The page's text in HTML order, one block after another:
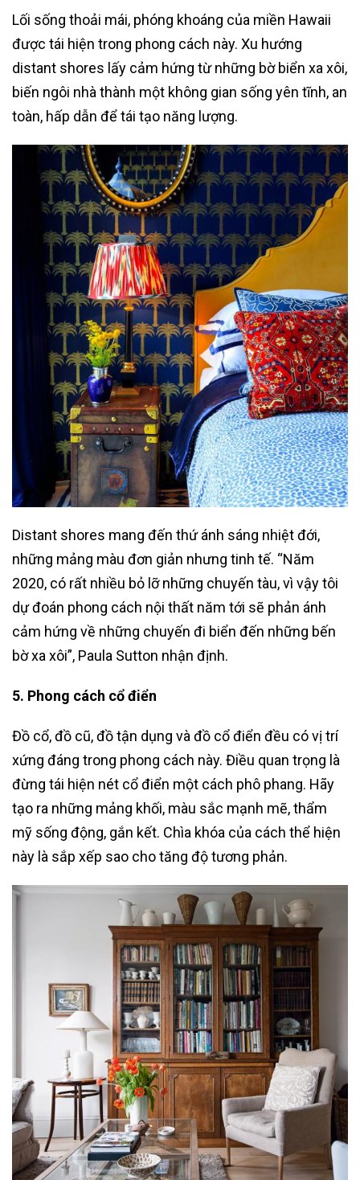
Lối sống thoải mái, phóng khoáng của miền Hawaii
được tái hiện trong phong cách này. Xu hướng
distant shores lấy cảm hứng từ những bờ biển xa xôi,
biến ngôi nhà thành một không gian sống yên tĩnh, an
toàn, hấp dẫn để tái tạo năng lượng.
Distant shores mang đến thứ ánh sáng nhiệt đới,
những mảng màu đơn giản nhưng tinh tế. “Năm
2020, có rất nhiều bỏ lỡ những chuyến tàu, vì vậy tôi
dự đoán phong cách nội thất năm tới sẽ phản ánh
cảm hứng về những chuyến đi biển đến những bến
bờ xa xôi”, Paula Sutton nhận định.
5. Phong cách cổ điển
Đồ cổ, đồ cũ, đồ tận dụng và đồ cổ điển đều có vị trí
xứng đáng trong phong cách này. Điều quan trọng là
đừng tái hiện nét cổ điển một cách phô phang. Hãy
tạo ra những mảng khối, màu sắc mạnh mẽ, thẩm
mỹ sống động, gắn kết. Chìa khóa của cách thể hiện
này là sắp xếp sao cho tăng độ tương phản.